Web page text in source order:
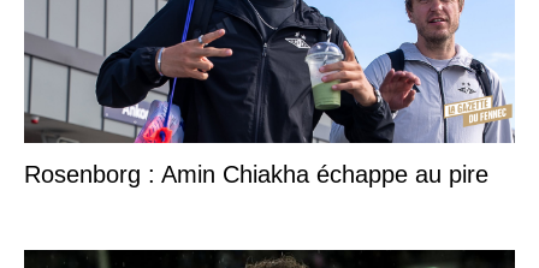
Rosenborg : Amin Chiakha échappe au pire